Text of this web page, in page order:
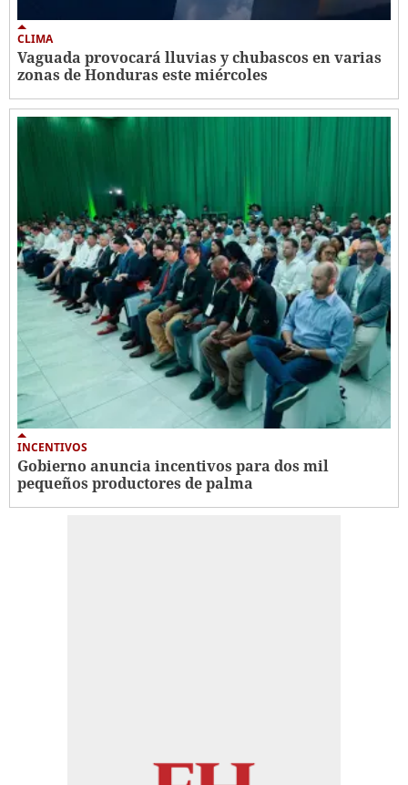
CLIMA
Vaguada provocará lluvias y chubascos en varias
zonas de Honduras este miércoles
INCENTIVOS
Gobierno anuncia incentivos para dos mil
pequeños productores de palma